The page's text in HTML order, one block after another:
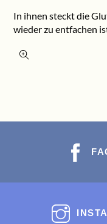
In ihnen steckt die
wieder zu entfachen